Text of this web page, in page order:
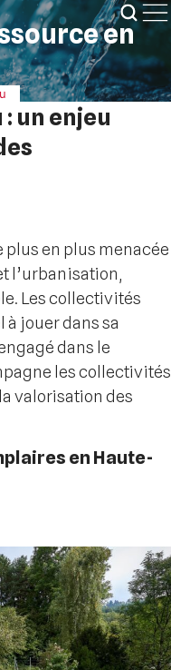
en
un enjeu
plus en plus menacée
l’urbanisation,
Les collectivités
jouer dans sa
dans le
les collectivités
valorisation des
en Haute-